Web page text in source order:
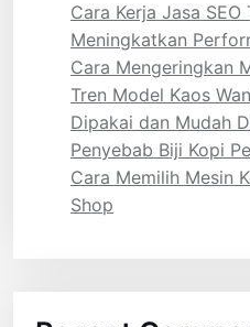
Cara Kerja Jasa
Meningkatkan
Cara Mengeringkan
Tren Model Kaos
Dipakai dan Mudah
Penyebab Biji Kopi
Cara Memilih Mesin
Shop